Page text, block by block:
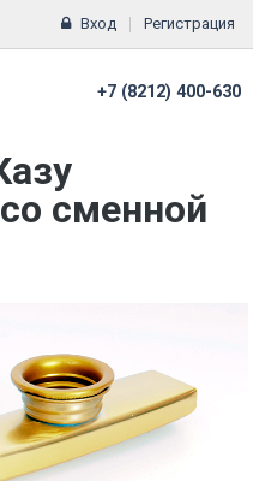
Вход Регистрация
+7 (8212) 400-630
сменной